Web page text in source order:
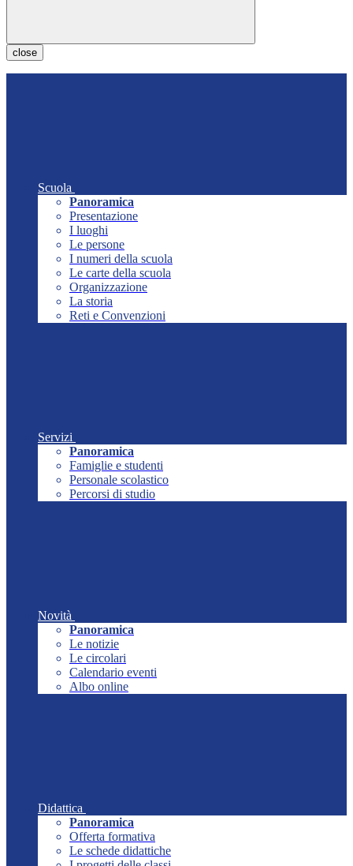
close
Scuola
Panoramica
Presentazione
I luoghi
Le persone
I numeri della scuola
Le carte della scuola
Organizzazione
La storia
Reti e Convenzioni
Servizi
Panoramica
Famiglie e studenti
Personale scolastico
Percorsi di studio
Novità
Panoramica
Le notizie
Le circolari
Calendario eventi
Albo online
Didattica
Panoramica
Offerta formativa
Le schede didattiche